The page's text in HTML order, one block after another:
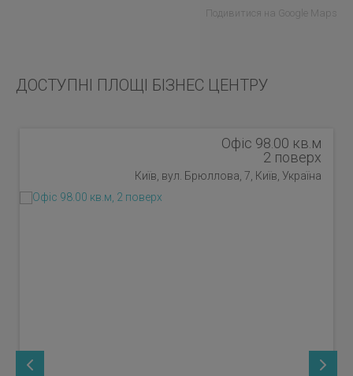
Подивитися на Google Maps
ДОСТУПНІ ПЛОЩІ БІЗНЕС ЦЕНТРУ
Офіс 98.00 кв.м
2 поверх
Київ, вул. Брюллова, 7, Київ, Україна